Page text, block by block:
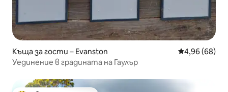
Къща за гости – Evanston Средна
4,96 (68)
Уединение в градината на Гаулър